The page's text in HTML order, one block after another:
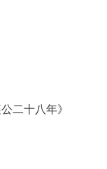
二十八年》